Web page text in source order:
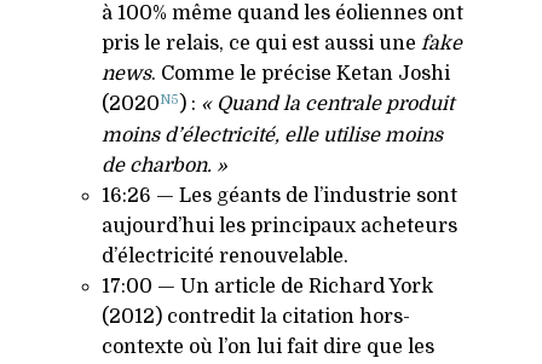
à 100% même quand les éoliennes ont
pris le relais, ce qui est aussi une fake
news. Comme le précise Ketan Joshi
(2020N5 ) : « Quand la centrale produit
moins d’électricité, elle utilise moins
de charbon. »
16:26 — Les géants de l’industrie sont
aujourd’hui les principaux acheteurs
d’électricité renouvelable.
17:00 — Un article de Richard York
(2012) contredit la citation hors-
contexte où l’on lui fait dire que les